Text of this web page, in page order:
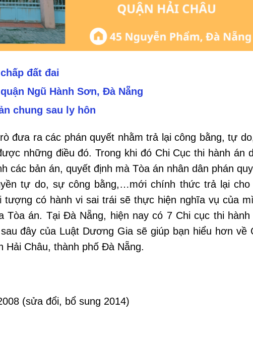
đất đai
Ngũ Hành Sơn, Đà Nẵng
chung sau ly hôn
đưa ra các phán quyết nhằm trả lại công bằng, tự
những điều đó. Trong khi đó Chi Cục thi hành án
các bản án, quyết định mà Tòa án nhân dân phán
tự do, sự công bằng,…mới chính thức trả lại cho
tượng có hành vi sai trái sẽ thực hiện nghĩa vụ của
Tòa án. Tại Đà Nẵng, hiện nay có 7 Chi cục thi hành
đây của Luật Dương Gia sẽ giúp bạn hiểu hơn về
Hải Châu, thành phố Đà Nẵng.
(sửa đổi, bổ sung 2014)